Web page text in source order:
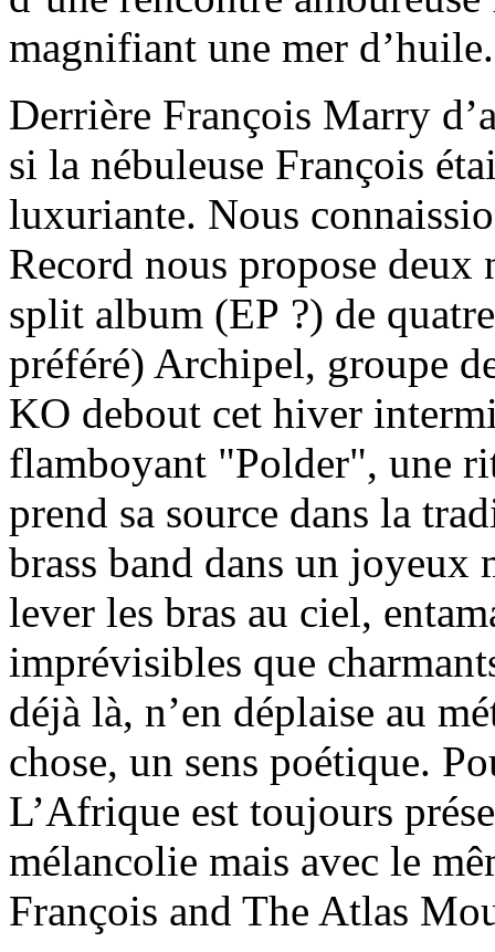
magnifiant une mer d’huile.
Derrière François Marry
si la nébuleuse François
luxuriante. Nous
Record nous propose deux
split album (EP ?) de
préféré) Archipel, groupe
KO debout cet hiver
flamboyant "Polder", une
prend sa source dans la
brass band dans un
lever les bras au ciel,
imprévisibles que
déjà là, n’en déplaise au
chose, un sens poétique.
L’Afrique est toujours
mélancolie mais avec le
François and The Atlas